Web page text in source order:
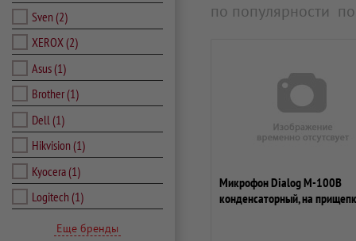
Sven (2)
XEROX(2)
Asus(1)
Brother(1)
Dell (1)
Hikvision (1)
Kyocera(1)
Logitech (1)
Еще бренды
по популярности
Микрофон Dialog M-100В
конденсаторный, на